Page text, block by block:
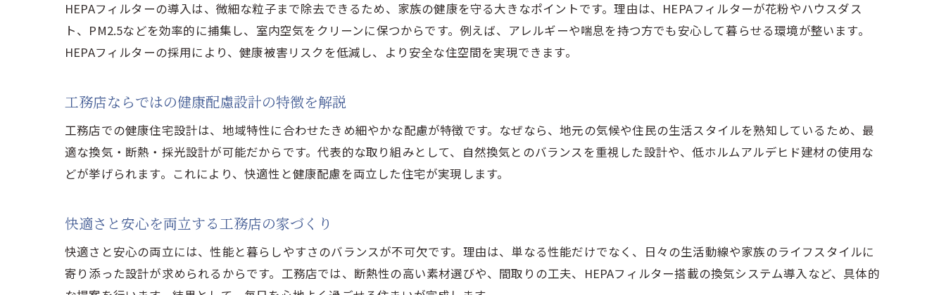
HEPAフィルター住宅で得られる安心と快適
家族の健康を守る工務店の家づくり体験談
HEPAフィルター採用の住宅で実感する暮らし
HEPAフィルターの導入は、微細な粒子まで除去できるため、家族の健康を守る大きなポイントです。理由は、HEPAフィルターが花粉やハウスダス
ト、PM2.5などを効率的に捕集し、室内空気をクリーンに保つからです。例えば、アレルギーや喘息を持つ方でも安心して暮らせる環境が整います。
HEPAフィルターの採用により、健康被害リスクを低減し、より安全な住空間を実現できます。
工務店ならではの健康配慮設計の特徴を解説
工務店での健康住宅設計は、地域特性に合わせたきめ細やかな配慮が特徴です。なぜなら、地元の気候や住民の生活スタイルを熟知しているため、最
適な換気・断熱・採光設計が可能だからです。代表的な取り組みとして、自然換気とのバランスを重視した設計や、低ホルムアルデヒド建材の使用な
どが挙げられます。これにより、快適性と健康配慮を両立した住宅が実現します。
快適さと安心を両立する工務店の家づくり
快適さと安心の両立には、性能と暮らしやすさのバランスが不可欠です。理由は、単なる性能だけでなく、日々の生活動線や家族のライフスタイルに
寄り添った設計が求められるからです。工務店では、断熱性の高い素材選びや、間取りの工夫、HEPAフィルター搭載の換気システム導入など、具体的